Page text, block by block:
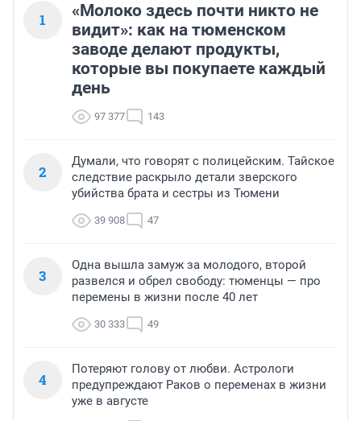
1
«Молоко здесь почти никто не
видит»: как на тюменском
заводе делают продукты,
которые вы покупаете каждый
день
97 377 143
2
Думали, что говорят с полицейским. Тайское
следствие раскрыло детали зверского
убийства брата и сестры из Тюмени
39 908 47
3
Одна вышла замуж за молодого, второй
развелся и обрел свободу: тюменцы — про
перемены в жизни после 40 лет
30 333 49
4
Потеряют голову от любви. Астрологи
предупреждают Раков о переменах в жизни
уже в августе